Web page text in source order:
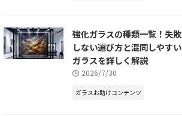
強化ガラスの種類一覧！失敗
しない選び方と混同しやすい
ガラスを詳しく解説
2026/7/30
ガラスお助けコンテンツ